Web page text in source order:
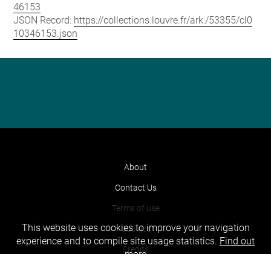
46153
JSON Record: https://collections.louvre.fr/ark:/53355/cl0
10346153.json
About
Contact Us
Terms of use
Cookies
Credits
This website uses cookies to improve your navigation
experience and to compile site usage statistics. Find out